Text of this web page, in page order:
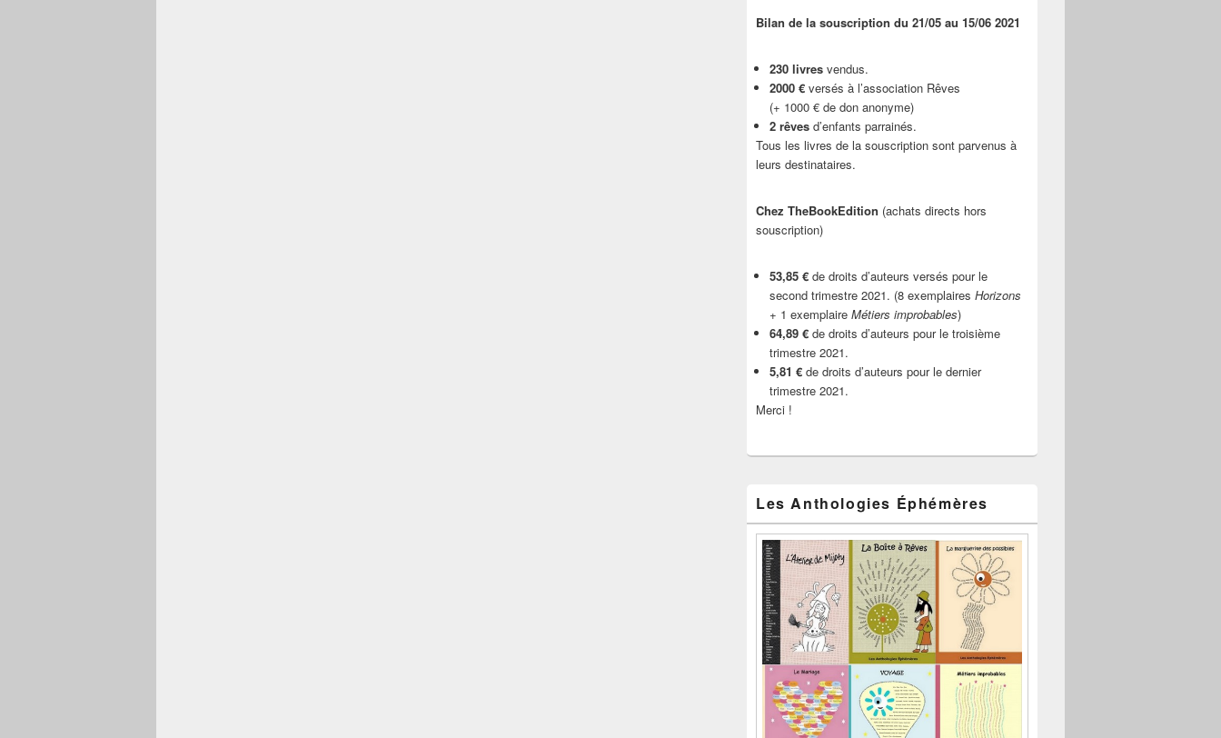
Bilan de la souscription du 21/05 au 15/06 2021
230 livres vendus.
2000 € versés à l’association Rêves
(+ 1000 € de don anonyme)
2 rêves d’enfants parrainés.
Tous les livres de la souscription sont parvenus à
leurs destinataires.
Chez TheBookEdition (achats directs hors
souscription)
53,85 € de droits d’auteurs versés pour le
second trimestre 2021. (8 exemplaires Horizons
+ 1 exemplaire Métiers improbables)
64,89 € de droits d’auteurs pour le troisième
trimestre 2021.
5,81 € de droits d’auteurs pour le dernier
trimestre 2021.
Merci !
Les Anthologies Éphémères